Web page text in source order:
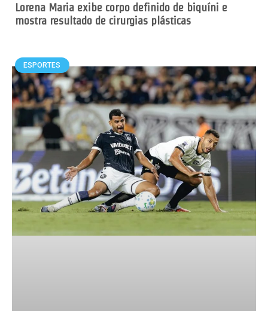
Lorena Maria exibe corpo definido de biquíni e
mostra resultado de cirurgias plásticas
ESPORTES